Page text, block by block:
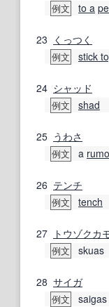
例文 to a
23 くっつく
例文 stick
24 シャッド
例文 shad
25 うわさ
例文 a
26 テンチ
例文 tench
27 トウゾクカ
例文 skuas
28 サイガ
例文 saigas